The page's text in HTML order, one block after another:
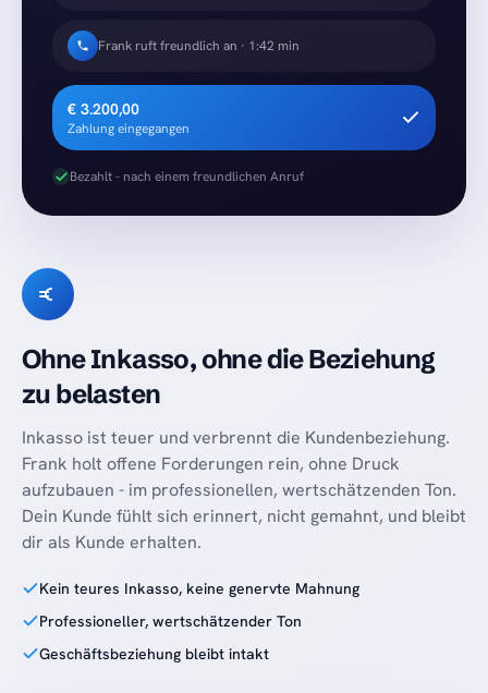
Frank ruft freundlich an · 1:42 min
€ 3.200,00
Zahlung eingegangen
Bezahlt - nach einem freundlichen Anruf
Ohne Inkasso, ohne die Beziehung
zu belasten
Inkasso ist teuer und verbrennt die Kundenbeziehung.
Frank holt offene Forderungen rein, ohne Druck
aufzubauen - im professionellen, wertschätzenden Ton.
Dein Kunde fühlt sich erinnert, nicht gemahnt, und bleibt
dir als Kunde erhalten.
Kein teures Inkasso, keine genervte Mahnung
Professioneller, wertschätzender Ton
Geschäftsbeziehung bleibt intakt